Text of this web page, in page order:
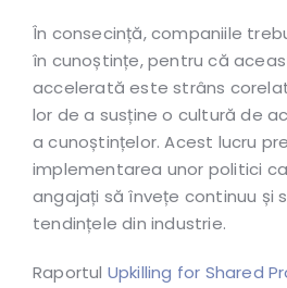
În consecință, companiile
în cunoștințe, pentru că
accelerată este strâns
lor de a susține o cultură de
a cunoștințelor. Acest lucru
implementarea unor politici
angajați să învețe continuu și
tendințele din industrie.
Raportul Upkilling for Shared